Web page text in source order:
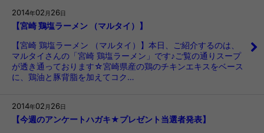
2014年02 月 26 日
【宮崎 鶏塩ラーメン （マルタイ）】
【宮崎 鶏塩ラーメン （マルタイ）】本日、ご紹介するのは、
マルタイさんの「宮崎 鶏塩ラーメン」です♪ご覧の通りスープ
が透き通っております☆宮崎県産の鶏のチキンエキスをベース
に、鶏油と豚背脂を加えてコク…
2014年02 月 26 日
【今週のアンケートハガキ★プレゼント当選者発表】